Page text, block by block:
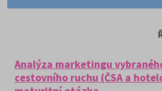
Analýza marketingu
cestovního ruchu (ČSA a